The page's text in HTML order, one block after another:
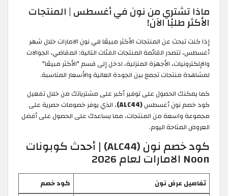
ماذا تشتري من نون في أغسطس | المنتجات
الأكثر طلبًا الآن!
إذا كنت تبحث عن المنتجات الأكثر مبيعًا في نون الامارات خلال شهر
أغسطس، تتصدر القائمة المنتجات الفئات التالية: المقاضي، الجوالات
والإلكترونيات، الأجهزة المنزلية، ادخل إلى قسم "الأكثر مبيعًا"
لمشاهدة منتجات تجمع بين الجودة العالية والأسعار المناسبة.
كما يمكنك الحصول على توفير أكبر على مشترياتك من خلال تفعيل
كود خصم نون أغسطس(ALC44)
، الذي يوفر خصومات حصرية على
مجموعة واسعة من المنتجات، مما يساعدك على الحصول على أفضل
العروض المتاحة اليوم.
كود خصم نون (ALC44) | أحدث كوبونات
Noon الامارات لعام 2026
تفاصيل عرض نون
كود خصم